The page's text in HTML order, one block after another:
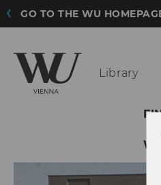
GO TO THE WU
Library